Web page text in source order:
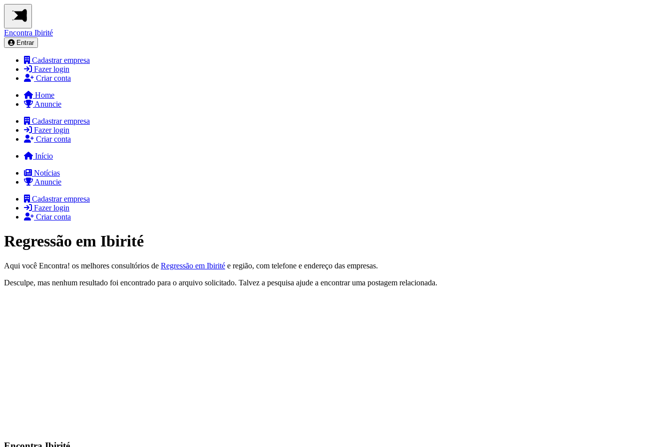
Encontra Ibirité
Entrar
Cadastrar empresa
Fazer login
Criar conta
Home
Anuncie
Cadastrar empresa
Fazer login
Criar conta
Início
Notícias
Anuncie
Cadastrar empresa
Fazer login
Criar conta
Regressão em Ibirité
Aqui você Encontra! os melhores consultórios de Regressão em Ibirité e região, com telefone e endereço das empresas.
Desculpe, mas nenhum resultado foi encontrado para o arquivo solicitado. Talvez a pesquisa ajude a encontrar uma postagem relacionada.